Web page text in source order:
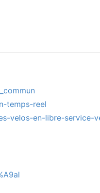
temps-reel
velos-en-libre-service-